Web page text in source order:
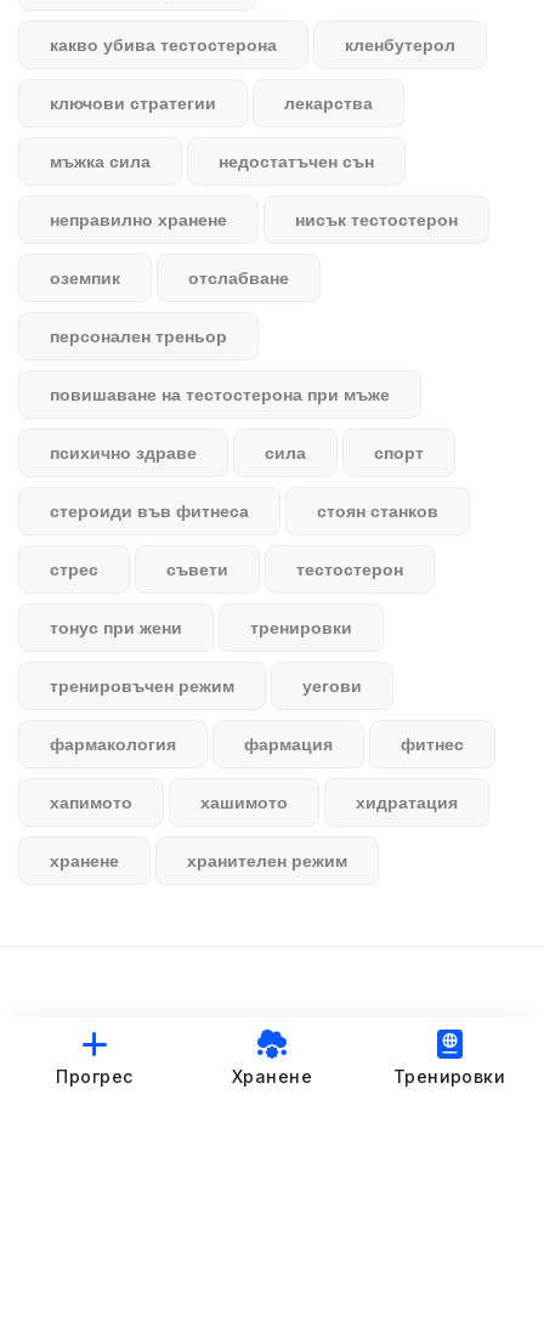
какво убива тестостерона кленбутерол
ключови стратегии лекарства
мъжка сила недостатъчен сън
неправилно хранене нисък тестостерон
оземпик отслабване
персонален треньор
повишаване на тестостерона при мъже
психично здраве сила спорт
стероиди във фитнеса стоян станков
стрес съвети тестостерон
тонус при жени тренировки
тренировъчен режим уегови
фармакология фармация фитнес
хапимото хашимото хидратация
хранене хранителен режим
© StankovFit Progress App | 2025
Прогрес Хранене Тренировки